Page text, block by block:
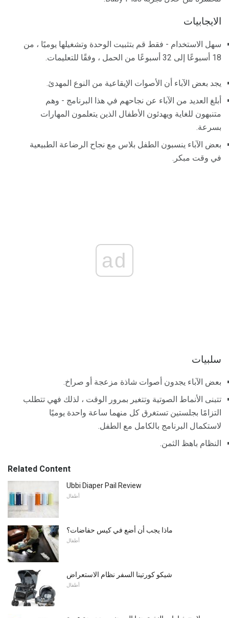
الايجابيات
سهل الاستخدام - فقط قم بتثبيت الوحدة وتشغيلها يوميًا ، من
18 أسبوعًا إلى 32 أسبوعًا من الحمل ، وفقًا للتعليمات.
يجد بعض الآباء أن الأصوات الإيقاعية من النوع المهدئ.
أبلغ العديد من الآباء عن نجاحهم في هذا البرنامج - وهم
متنبهون للغاية ويهدئون الأطفال الذين يتعلمون المهارات
بسرعة.
بعض الآباء ينسبون الطفل بلاس مع نجاح الرضاعة الطبيعية
في وقت مبكر.
ad
سلبيات
بعض الآباء يجدون أصوات شاذة مزعجة أو صراخ.
تتبنى الأنماط الصوتية وتتغير بمرور الوقت ، لذلك فهي تتطلب
التزامًا بجلستين تستغرق كل منهما ساعة واحدة يوميًا
لاستكمال البرنامج بالكامل مع الطفل.
النظام باهظ الثمن.
Related Content
Ubbi Diaper Pail Review
أطفال
ماذا يجب أن أضع في كيس حفاضات؟
أطفال
شيكو كورتينا السفر نظام الاستعراض
أطفال